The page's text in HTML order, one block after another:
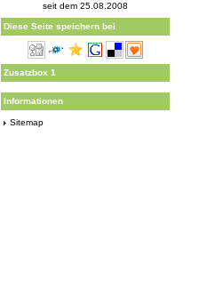
seit dem 25.08.2008
Diese Seite speichern bei
Zusatzbox 1
Informationen
Sitemap